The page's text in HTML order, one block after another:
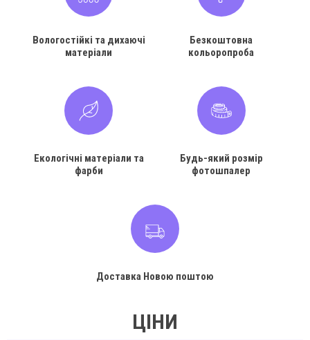
Вологостійкі та дихаючі
матеріали
Безкоштовна
кольоропроба
Екологічні матеріали та
фарби
Будь-який розмір
фотошпалер
Доставка Новою поштою
ЦІНИ